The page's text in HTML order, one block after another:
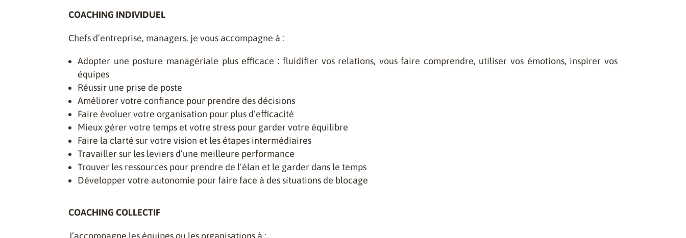
COACHING INDIVIDUEL
Chefs d’entreprise, managers, je vous accompagne à :
Adopter une posture managériale plus efficace : fluidifier vos relations, vous faire comprendre, utiliser vos émotions, inspirer vos
équipes
Réussir une prise de poste
Améliorer votre confiance pour prendre des décisions
Faire évoluer votre organisation pour plus d’efficacité
Mieux gérer votre temps et votre stress pour garder votre équilibre
Faire la clarté sur votre vision et les étapes intermédiaires
Travailler sur les leviers d’une meilleure performance
Trouver les ressources pour prendre de l’élan et le garder dans le temps
Développer votre autonomie pour faire face à des situations de blocage
COACHING COLLECTIF